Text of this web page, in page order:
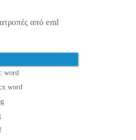
από eml
word
word